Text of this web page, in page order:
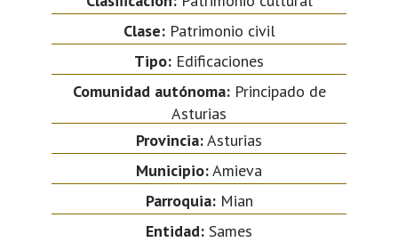
Clase:Patrimonio civil
Tipo: Edificaciones
Comunidad autónoma:Principado de
Asturias
Provincia:Asturias
Municipio:Amieva
Parroquia:Mian
Entidad: Sames